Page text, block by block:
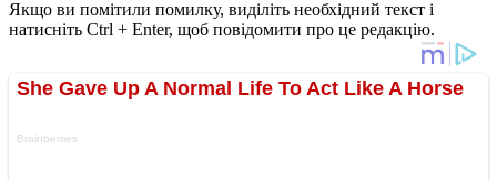
Якщо ви помітили помилку, виділіть необхідний текст і
натисніть Ctrl + Enter, щоб повідомити про це редакцію.